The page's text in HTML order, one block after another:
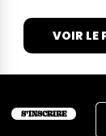
VOIR LE
S'INSCRIRE